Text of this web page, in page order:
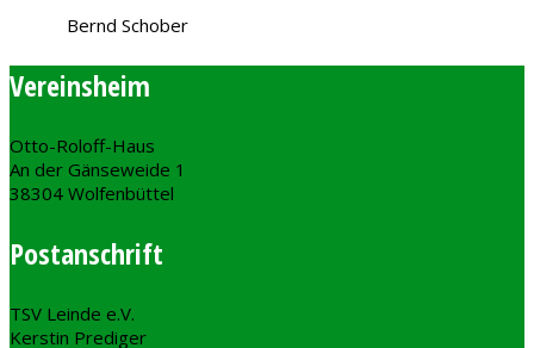
Bernd Schober
Vereinsheim
Otto-Roloff-Haus
An der Gänseweide 1
38304 Wolfenbüttel
Postanschrift
TSV Leinde e.V.
Kerstin Prediger